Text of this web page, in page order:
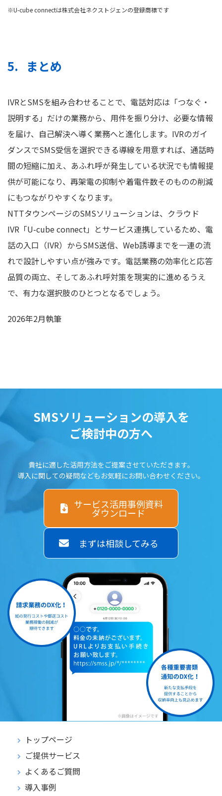
※U-cube connectは株式会社ネクストジェンの登録商標です
まとめ
IVRとSMSを組み合わせることで、電話対応は「つなぐ・
説明する」だけの業務から、用件を振り分け、必要な情報
を届け、自己解決へ導く業務へと進化します。IVRのガイ
ダンスでSMS受信を選択できる導線を用意すれば、通話時
間の短縮に加え、あふれ呼が発生している状況でも情報提
供が可能になり、再架電の抑制や着電件数そのものの削減
にもつながりやすくなります。
NTTタウンページのSMSソリューションは、クラウド
IVR「U-cube connect」とサービス連携しているため、電
話の入口（IVR）からSMS送信、Web誘導までを一連の流
れで設計しやすい点が強みです。電話業務の効率化と応答
品質の両立、そしてあふれ呼対策を現実的に進めるうえ
で、有力な選択肢のひとつとなるでしょう。
2026年2月執筆
SMSソリューションの導入を
ご検討中の方へ
貴社に適した活用方法をご提案させていただきます。
導入に関しての疑問などもお気軽にお問い合わせください。
まずは相談してみる
サービス活用事例資料
ダウンロード
トップページ
ご提供サービス
よくあるご質問
導入事例